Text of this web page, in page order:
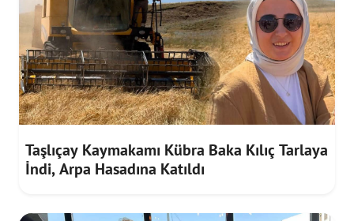
Taşlıçay Kaymakamı Kübra Baka Kılıç Tarlaya
İndi, Arpa Hasadına Katıldı